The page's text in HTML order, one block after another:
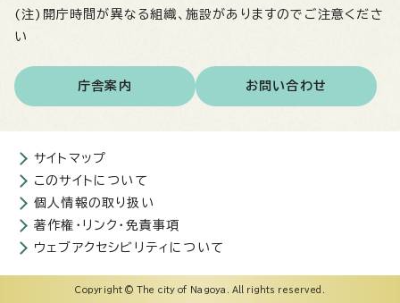
(注)開庁時間が異なる組織、施設がありますのでご注意くださ
い
庁舎案内 お問い合わせ
サイトマップ
このサイトについて
個人情報の取り扱い
著作権・リンク・免責事項
ウェブアクセシビリティについて
Copyright © The city of Nagoya. All rights reserved.